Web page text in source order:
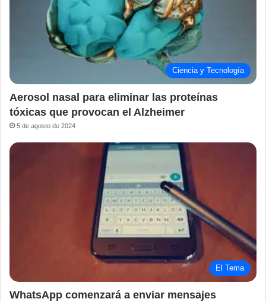
Ciencia y Tecnología
Aerosol nasal para eliminar las proteínas
tóxicas que provocan el Alzheimer
5 de agosto de 2024
El Tema
WhatsApp comenzará a enviar mensajes